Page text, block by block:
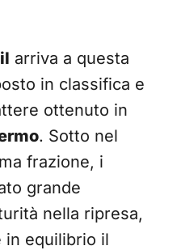
arriva a questa
in classifica e
ottenuto in
. Sotto nel
frazione, i
grande
nella ripresa,
in equilibrio il